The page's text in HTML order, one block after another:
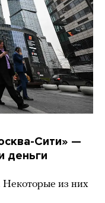
Сити» —
деньги
из них